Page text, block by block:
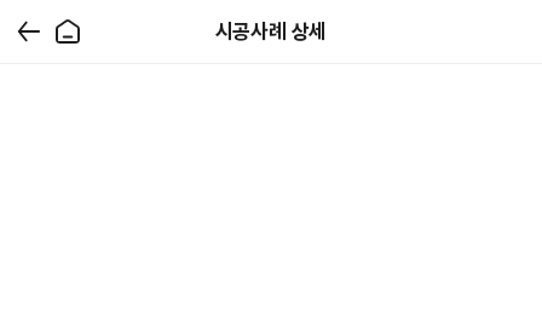
시공사례 상세